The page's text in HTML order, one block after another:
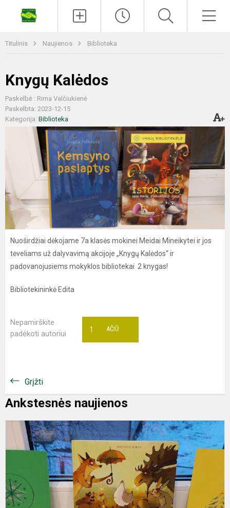
Titulinis Naujienos Biblioteka
Knygų Kalėdos
Paskelbė : Rima Valčiukienė
Paskelbta: 2023-12-15
Kategorija: Biblioteka
Nuoširdžiai dėkojame 7a klasės mokinei Meidai Mineikytei ir jos
tėveliams už dalyvavimą akcijoje „Knygų Kalėdos“ ir
padovanojusiems mokyklos bibliotekai 2 knygas!
Bibliotekininkė Edita
Nepamirškite
padėkoti autoriui
AČIŪ
1
Grįžti
Ankstesnės naujienos